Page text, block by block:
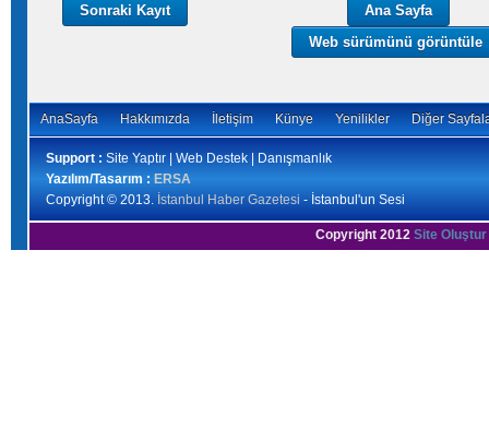
Sonraki Kayıt
Ana Sayfa
Web sürümünü görüntüle
AnaSayfa Hakkımızda İletişim Künye Yenilikler Diğer
Support : Site Yaptır | Web Destek | Danışmanlık
Yazılım/Tasarım : ERSA
Copyright © 2013. İstanbul Haber Gazetesi - İstanbul'un Sesi
Copyright 2012 Site Oluştur